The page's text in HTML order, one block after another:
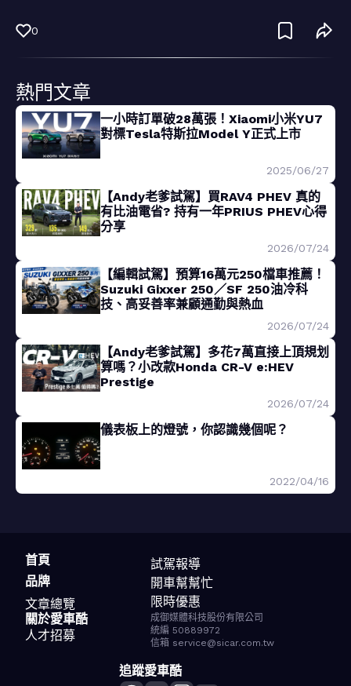
0
熱門文章
一小時訂單破28萬張！Xiaomi小米YU7
對標Tesla特斯拉Model Y正式上市
2025/06/27
【Andy老爹試駕】買RAV4 PHEV 真的
有比油電省? 持有一年PRIUS PHEV心得
分享
2026/07/24
【編輯試駕】預算16萬元250檔車推薦！
Suzuki Gixxer 250／SF 250油冷科
技、高妥善率兼顧通勤與熱血
2026/07/24
【Andy老爹試駕】多花7萬直接上頂規划
算嗎？小改款Honda CR-V e:HEV
Prestige
2026/07/24
儀表板上的燈號，你認識幾個呢？
2022/04/16
首頁
品牌
文章總覽
試駕報導
開車幫幫忙
限時優惠
關於愛車酷
人才招募
成御媒體科技股份有限公司
統編 50889972
信箱 service@sicar.com.tw
追蹤愛車酷